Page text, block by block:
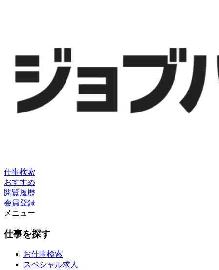
仕事検索
おすすめ
閲覧履歴
会員登録
メニュー
仕事を探す
お仕事検索
スペシャル求人